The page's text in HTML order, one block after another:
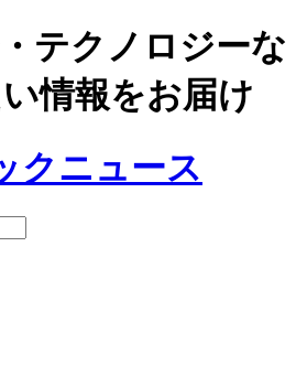
テクノロジーな
情報をお届け